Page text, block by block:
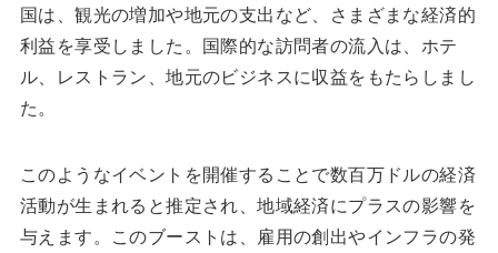
国は、観光の増加や地元の支出など、さまざまな経済的
利益を享受しました。国際的な訪問者の流入は、ホテ
ル、レストラン、地元のビジネスに収益をもたらしまし
た。
このようなイベントを開催することで数百万ドルの経済
活動が生まれると推定され、地域経済にプラスの影響を
与えます。このブーストは、雇用の創出やインフラの発